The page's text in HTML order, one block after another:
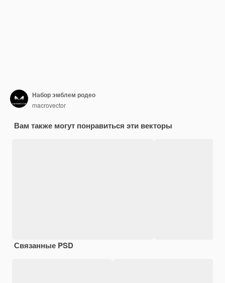
Набор эмблем родео
macrovector
Вам также могут понравиться эти векторы
Связанные PSD